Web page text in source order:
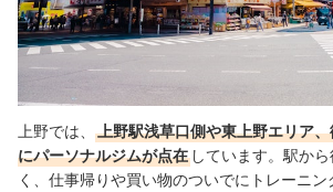
上野では、
上野駅浅草口側や東上野エリア
にパーソナルジムが点在 しています。駅か
く、仕事帰りや買い物のついでにトレーニ